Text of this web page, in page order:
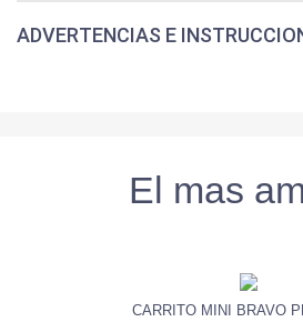
ADVERTENCIAS E
El mas
CARRITO MINI BRAVO